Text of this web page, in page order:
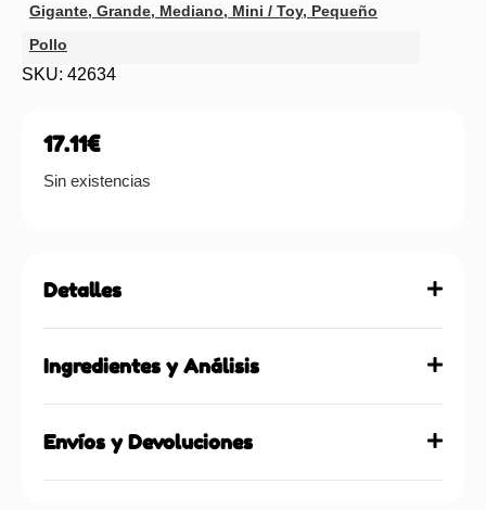
Gigante, Grande, Mediano, Mini / Toy, Pequeño
Pollo
SKU: 42634
17.11€
Sin existencias
Detalles
Ingredientes y Análisis
Envíos y Devoluciones